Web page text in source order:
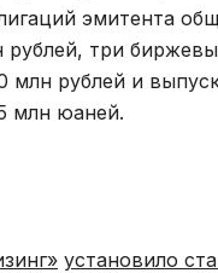
эмитента
три
млн рублей и
млн юаней.
установило